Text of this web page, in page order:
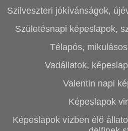
Szilveszteri jókívánságok,
Születésnapi képeslapok,
Télapós,
Vadállatok,
Valentin napi
Képeslapok
Képeslapok vízben élő